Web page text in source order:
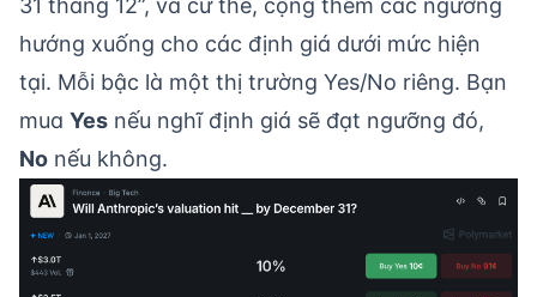
31 tháng 12”, và cứ thế, cộng thêm các ngưỡng
hướng xuống cho các định giá dưới mức hiện
tại. Mỗi bậc là một thị trường Yes/No riêng. Bạn
mua Yes nếu nghĩ định giá sẽ đạt ngưỡng đó,
No nếu không.